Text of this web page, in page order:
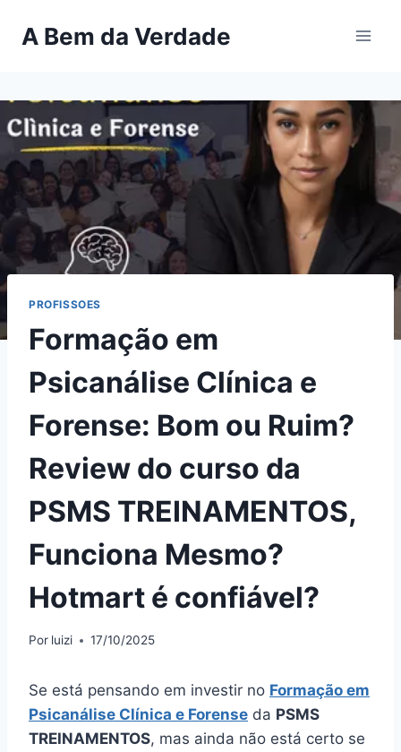
paraA Bem da Verdade
PROFISSOES
Formação em
Psicanálise Clínica e
Forense: Bom ou Ruim?
Review do curso da
PSMS TREINAMENTOS,
Funciona Mesmo?
Hotmart é confiável?
Por luizi 17/10/2025
Se está pensando em investir no Formação em
Psicanálise Clínica e Forense da PSMS
TREINAMENTOS, mas ainda não está certo se